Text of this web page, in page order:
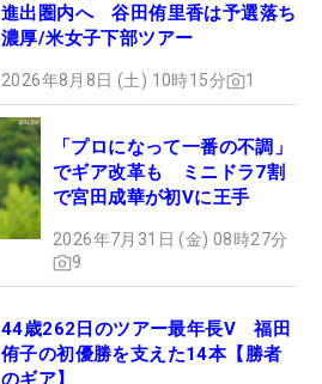
進出圏内へ 谷田侑里香は予選落ち
濃厚/米女子下部ツアー
2026年8月8日 (土) 10時15分 1
「プロになって一番の不調」
でギア改革も ミニドラ7割
で宮田成華が初Vに王手
2026年7月31日 (金) 08時27分
9
44歳262日のツアー最年長V 福田
侑子の初優勝を支えた14本【勝者
のギア】